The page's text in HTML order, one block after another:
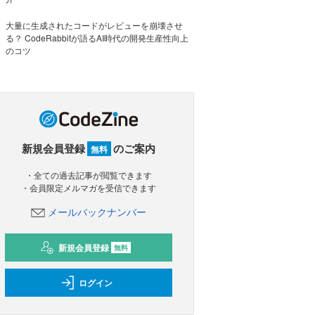
大量に生成されたコードがレビューを崩壊させ
る？ CodeRabbitが語るAI時代の開発生産性向上
のコツ
新規会員登録 無料 のご案内
・全ての過去記事が閲覧できます
・会員限定メルマガを受信できます
メールバックナンバー
新規会員登録 無料
ログイン